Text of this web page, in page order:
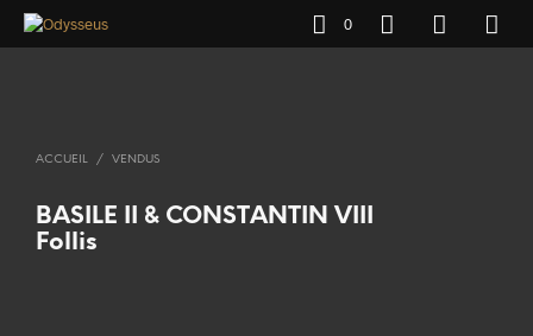
0
ACCUEIL / VENDUS
BASILE II & CONSTANTIN VIII
Follis